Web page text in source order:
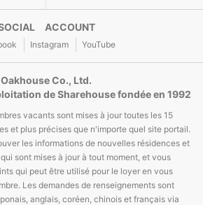
ACCOUNT
Instagram YouTube
Oakhouse Co., Ltd.
de Sharehouse fondée en 1992
vacants sont mises à jour toutes les 15
et plus précises que n'importe quel site portail.
les informations de nouvelles résidences et
sont mises à jour à tout moment, et vous
qui peut être utilisé pour le loyer en vous
Les demandes de renseignements sont
anglais, coréen, chinois et français via